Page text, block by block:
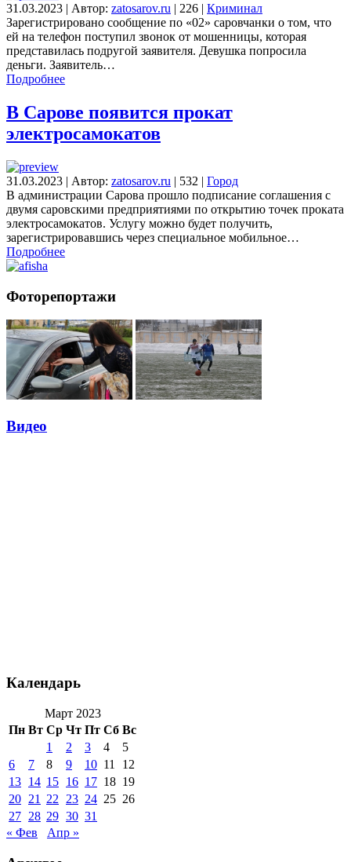
31.03.2023 | Автор: zatosarov.ru | 226 | Криминал
Зарегистрировано сообщение по «02» саровчанки о том, что
ей на телефон поступил звонок от мошенницы, которая
представилась подругой заявителя. Девушка попросила
деньги. Заявитель…
Подробнее
В Сарове появится прокат
электросамокатов
31.03.2023 | Автор: zatosarov.ru | 532 | Город
В администрации Сарова прошло подписание соглашения с
двумя саровскими предприятиями по открытию точек проката
электросамокатов. Услугу можно будет получить,
зарегистрировавшись через специальное мобильное…
Подробнее
Фоторепортажи
Видео
Календарь
Март 2023
Пн Вт Ср Чт Пт Сб Вс
1
2 3 4
5
6
7 8 9 10 11
12
13 14 15 16 17 18 19
20 21 22 23 24 25 26
27 28 29 30 31
« Фев
Апр »